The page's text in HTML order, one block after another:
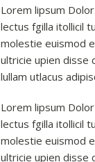
Lorem lipsum
lectus fgilla itollicil
molestie euismod
ultricie upien disse
lullam utlacus
Lorem lipsum
lectus fgilla itollicil
molestie euismod
ultricie upien disse